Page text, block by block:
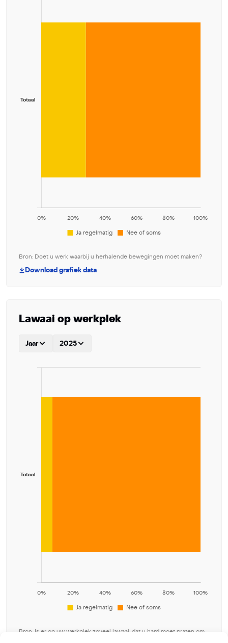
Bron: Doet u werk waarbij u herhalende bewegingen moet maken?
Download grafiek data
Lawaai op werkplek
Jaar 2025
Bron: Is er op uw werkplek zoveel lawaai, dat u hard moet praten om